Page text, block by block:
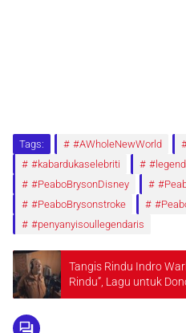
Tags: #AWholeNewWorld
#kabardukaselebriti
#PeaboBrysonDisney
#PeaboBrysonstroke
#penyanyisoullegendaris
Tangis Rindu Indro
Rindu”, Lagu untuk
Bikin Warganet